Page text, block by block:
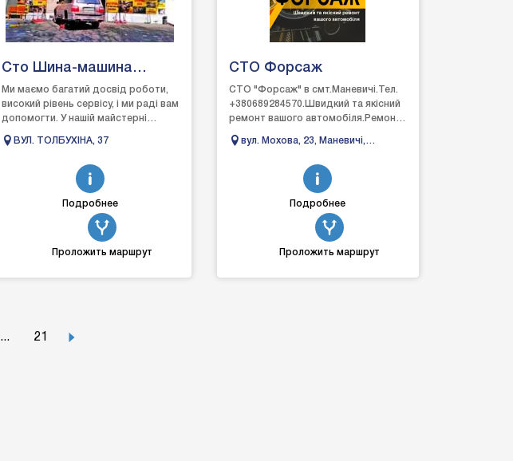
Сто Шина-машина
сервис
Ми маємо багатий досвід роботи,
високий рівень сервісу, і ми раді вам
допомогти. У нашій майстерні
скористатися можлив...
ВУЛ. ТОЛБУХІНА, 37
Подробнее
Проложить маршрут
СТО Форсаж
СТО "Форсаж" в смт.Маневичі.Тел.
+380689284570.Швидкий та якісний
ремонт вашого автомобіля.Ремонт
рульове обладнання;...
вул. Мохова, 23, Маневичі,
Подробнее
Проложить маршрут
... 21